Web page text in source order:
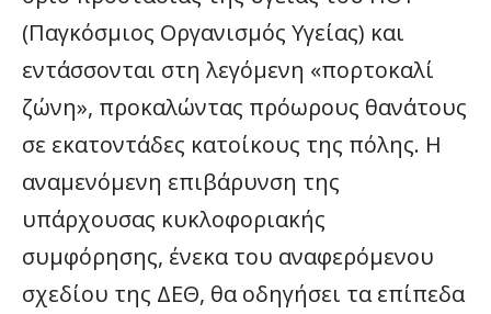
(Παγκόσμιος Οργανισμός Υγείας) και
εντάσσονται στη λεγόμενη «πορτοκαλί
ζώνη», προκαλώντας πρόωρους θανάτους
σε εκατοντάδες κατοίκους της πόλης. Η
αναμενόμενη επιβάρυνση της
υπάρχουσας κυκλοφοριακής
συμφόρησης, ένεκα του αναφερόμενου
σχεδίου της ΔΕΘ, θα οδηγήσει τα επίπεδα